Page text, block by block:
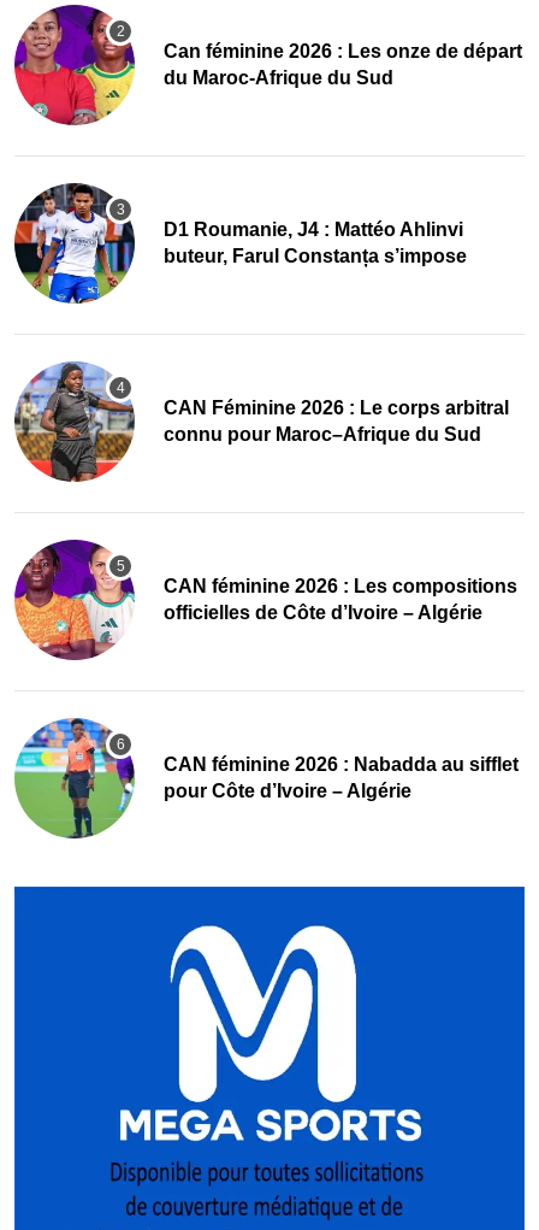
‎Can féminine 2026 : Les onze de départ
du Maroc-Afrique du Sud
D1 Roumanie, J4 : Mattéo Ahlinvi
buteur, Farul Constanța s’impose
‎CAN Féminine 2026 : Le corps arbitral
connu pour Maroc–Afrique du Sud
‎CAN féminine 2026 : Les compositions
officielles de Côte d’Ivoire – Algérie
‎CAN féminine 2026 : Nabadda au sifflet
pour Côte d’Ivoire – Algérie